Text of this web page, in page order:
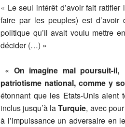
« Le seul intérêt d’avoir fait
faire par les peuples) est d’avoir
politique qu’il avait voulu mettre
décider (…) »
« On imagine mal poursuit-
patriotisme national, comme y
étonnant que les Etats-Unis aient
inclus jusqu’à laTurquie, avec
à l’impuissance un adversaire en